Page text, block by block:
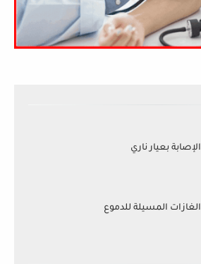
الإصابة بعيار ناري
الغازات المسيلة للدموع